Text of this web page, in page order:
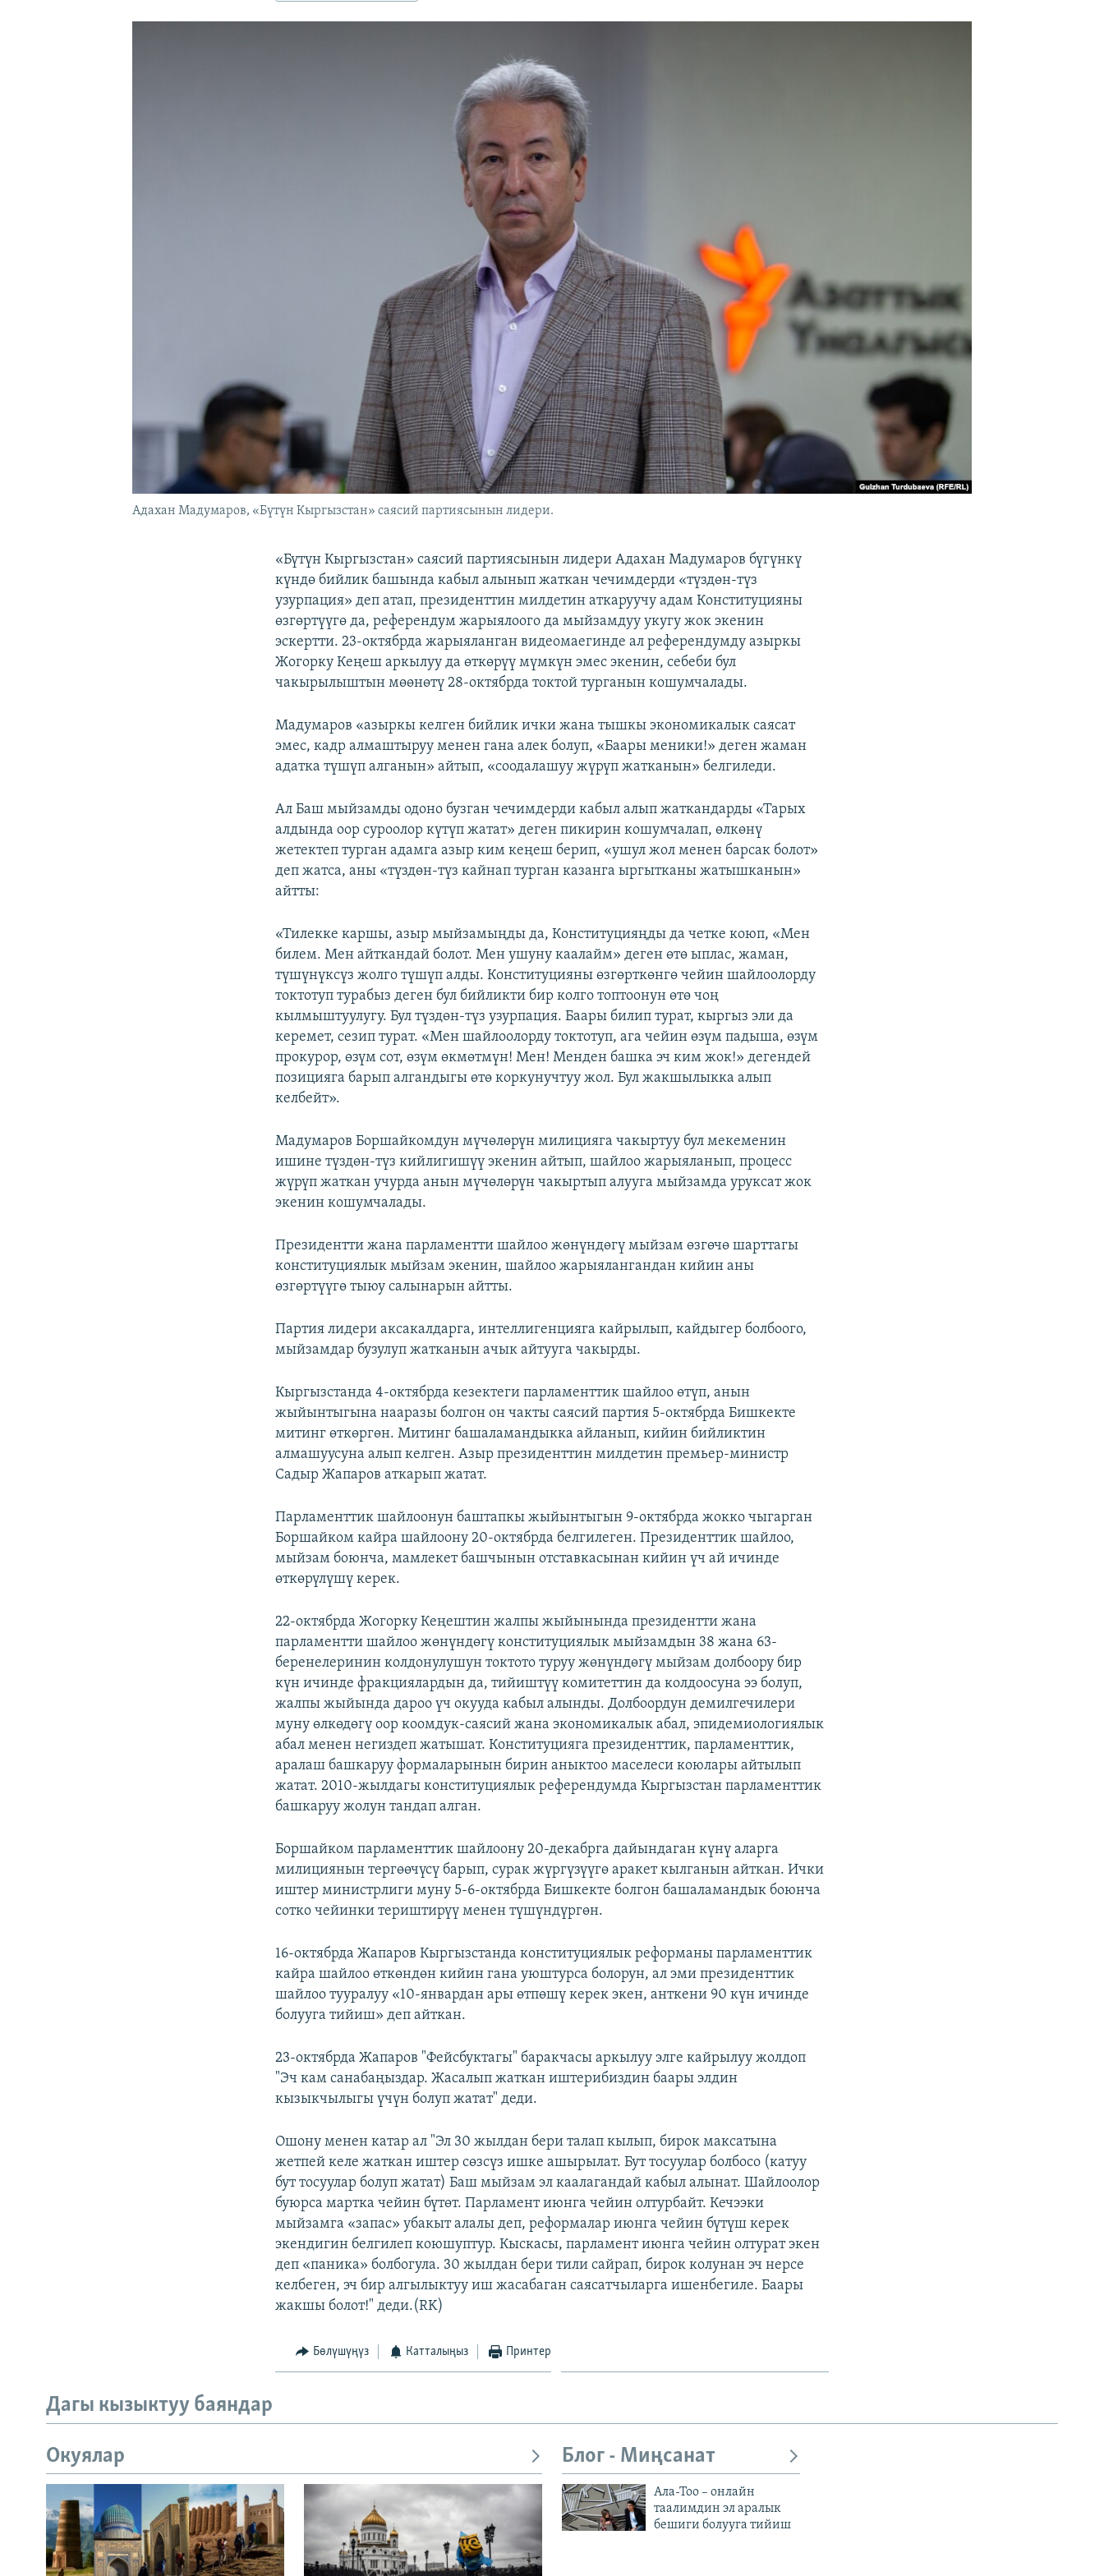
Адахан Мадумаров, «Бүтүн Кыргызстан» саясий партиясынын лидери.
«Бүтүн Кыргызстан» саясий партиясынын лидери Адахан Мадумаров бүгүнкү
күндө бийлик башында кабыл алынып жаткан чечимдерди «түздөн-түз
узурпация» деп атап, президенттин милдетин аткаруучу адам Конституцияны
өзгөртүүгө да, референдум жарыялоого да мыйзамдуу укугу жок экенин
эскертти. 23-октябрда жарыяланган видеомаегинде ал референдумду азыркы
Жогорку Кеңеш аркылуу да өткөрүү мүмкүн эмес экенин, себеби бул
чакырылыштын мөөнөтү 28-октябрда токтой турганын кошумчалады.
Мадумаров «азыркы келген бийлик ички жана тышкы экономикалык саясат
эмес, кадр алмаштыруу менен гана алек болуп, «Баары меники!» деген жаман
адатка түшүп алганын» айтып, «соодалашуу жүрүп жатканын» белгиледи.
Ал Баш мыйзамды одоно бузган чечимдерди кабыл алып жаткандарды «Тарых
алдында оор суроолор күтүп жатат» деген пикирин кошумчалап, өлкөнү
жетектеп турган адамга азыр ким кеңеш берип, «ушул жол менен барсак болот»
деп жатса, аны «түздөн-түз кайнап турган казанга ыргытканы жатышканын»
айтты:
«Тилекке каршы, азыр мыйзамыңды да, Конституцияңды да четке коюп, «Мен
билем. Мен айткандай болот. Мен ушуну каалайм» деген өтө ыплас, жаман,
түшүнүксүз жолго түшүп алды. Конституцияны өзгөрткөнгө чейин шайлоолорду
токтотуп турабыз деген бул бийликти бир колго топтоонун өтө чоң
кылмыштуулугу. Бул түздөн-түз узурпация. Баары билип турат, кыргыз эли да
керемет, сезип турат. «Мен шайлоолорду токтотуп, ага чейин өзүм падыша, өзүм
прокурор, өзүм сот, өзүм өкмөтмүн! Мен! Менден башка эч ким жок!» дегендей
позицияга барып алгандыгы өтө коркунучтуу жол. Бул жакшылыкка алып
келбейт».
Мадумаров Боршайкомдун мүчөлөрүн милицияга чакыртуу бул мекеменин
ишине түздөн-түз кийлигишүү экенин айтып, шайлоо жарыяланып, процесс
жүрүп жаткан учурда анын мүчөлөрүн чакыртып алууга мыйзамда уруксат жок
экенин кошумчалады.
Президентти жана парламентти шайлоо жөнүндөгү мыйзам өзгөчө шарттагы
конституциялык мыйзам экенин, шайлоо жарыялангандан кийин аны
өзгөртүүгө тыюу салынарын айтты.
Партия лидери аксакалдарга, интеллигенцияга кайрылып, кайдыгер болбоого,
мыйзамдар бузулуп жатканын ачык айтууга чакырды.
Кыргызстанда 4-октябрда кезектеги парламенттик шайлоо өтүп, анын
жыйынтыгына нааразы болгон он чакты саясий партия 5-октябрда Бишкекте
митинг өткөргөн. Митинг башаламандыкка айланып, кийин бийликтин
алмашуусуна алып келген. Азыр президенттин милдетин премьер-министр
Садыр Жапаров аткарып жатат.
Парламенттик шайлоонун баштапкы жыйынтыгын 9-октябрда жокко чыгарган
Боршайком кайра шайлоону 20-октябрда белгилеген. Президенттик шайлоо,
мыйзам боюнча, мамлекет башчынын отставкасынан кийин үч ай ичинде
өткөрүлүшү керек.
22-октябрда Жогорку Кеңештин жалпы жыйынында президентти жана
парламентти шайлоо жөнүндөгү конституциялык мыйзамдын 38 жана 63-
беренелеринин колдонулушун токтото туруу жөнүндөгү мыйзам долбоору бир
күн ичинде фракциялардын да, тийиштүү комитеттин да колдоосуна ээ болуп,
жалпы жыйында дароо үч окууда кабыл алынды. Долбоордун демилгечилери
муну өлкөдөгү оор коомдук-саясий жана экономикалык абал, эпидемиологиялык
абал менен негиздеп жатышат. Конституцияга президенттик, парламенттик,
аралаш башкаруу формаларынын бирин аныктоо маселеси коюлары айтылып
жатат. 2010-жылдагы конституциялык референдумда Кыргызстан парламенттик
башкаруу жолун тандап алган.
Боршайком парламенттик шайлоону 20-декабрга дайындаган күнү аларга
милициянын тергөөчүсү барып, сурак жүргүзүүгө аракет кылганын айткан. Ички
иштер министрлиги муну 5-6-октябрда Бишкекте болгон башаламандык боюнча
сотко чейинки териштирүү менен түшүндүргөн.
16-октябрда Жапаров Кыргызстанда конституциялык реформаны парламенттик
кайра шайлоо өткөндөн кийин гана уюштурса болорун, ал эми президенттик
шайлоо тууралуу «10-январдан ары өтпөшү керек экен, анткени 90 күн ичинде
болууга тийиш» деп айткан.
23-октябрда Жапаров "Фейсбуктагы" баракчасы аркылуу элге кайрылуу жолдоп
"Эч кам санабаңыздар. Жасалып жаткан иштерибиздин баары элдин
кызыкчылыгы үчүн болуп жатат" деди.
Ошону менен катар ал "Эл 30 жылдан бери талап кылып, бирок максатына
жетпей келе жаткан иштер сөзсүз ишке ашырылат. Бут тосуулар болбосо (катуу
бут тосуулар болуп жатат) Баш мыйзам эл каалагандай кабыл алынат. Шайлоолор
буюрса мартка чейин бүтөт. Парламент июнга чейин олтурбайт. Кечээки
мыйзамга «запас» убакыт алалы деп, реформалар июнга чейин бүтүш керек
экендигин белгилеп коюшуптур. Кыскасы, парламент июнга чейин олтурат экен
деп «паника» болбогула. 30 жылдан бери тили сайрап, бирок колунан эч нерсе
келбеген, эч бир алгылыктуу иш жасабаган саясатчыларга ишенбегиле. Баары
жакшы болот!" деди.(RK)
Бөлүшүңүз Катталыңыз Принтер
Дагы кызыктуу баяндар
Окуялар Блог - Миңсанат
Ала-Тоо – онлайн
таалимдин эл аралык
бешиги болууга тийиш